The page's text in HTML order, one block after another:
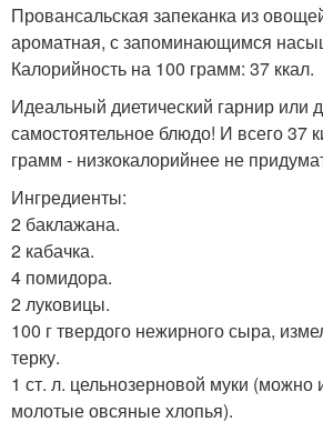
Провансальская запеканка из
ароматная, с запоминающимся
Калорийность на 100 грамм: 37 ккал.
Идеальный диетический гарнир или
самостоятельное блюдо! И всего 37
грамм - низкокалорийнее не
Ингредиенты:
2 баклажана.
2 кабачка.
4 помидора.
2 луковицы.
100 г твердого нежирного сыра,
терку.
1 ст. л. цельнозерновой муки (можно
молотые овсяные хлопья).